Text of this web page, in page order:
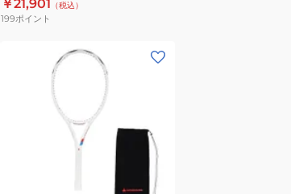
￥21,901 （税込）
199ポイント